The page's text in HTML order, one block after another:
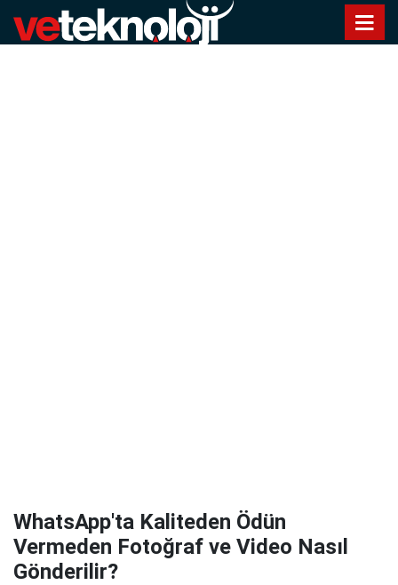
WhatsApp'ta Kaliteden Ödün
Vermeden Fotoğraf ve Video Nasıl
Gönderilir?